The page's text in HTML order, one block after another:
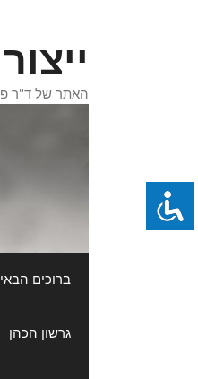
האתר של ד"ר
ברוכים
גרשון הכהן